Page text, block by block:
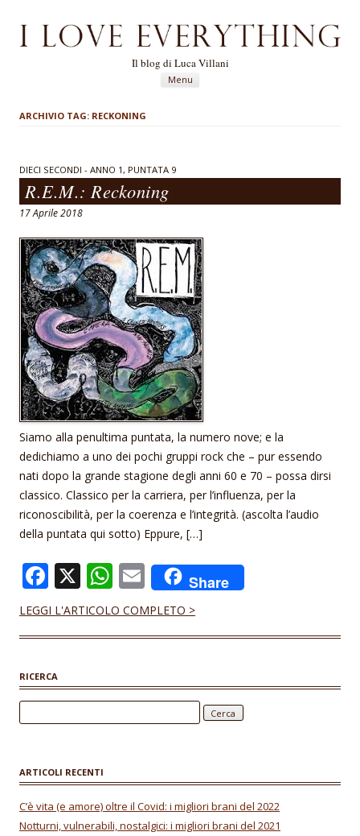
Il blog di Luca Villani
Menu
ARCHIVIO TAG: RECKONING
DIECI SECONDI - ANNO 1, PUNTATA 9
R.E.M.: Reckoning
17 Aprile 2018
Siamo alla penultima puntata, la numero nove; e la
dedichiamo a uno dei pochi gruppi rock che – pur essendo
nati dopo la grande stagione degli anni 60 e 70 – possa dirsi
classico. Classico per la carriera, per l’influenza, per la
riconoscibilità, per la coerenza e l’integrità. (ascolta l’audio
della puntata qui sotto) Eppure, […]
F
ac
e
o
o
k
X W
h
at
A
p
p
E
m
ai
Share
LEGGI L'ARTICOLO COMPLETO >
RICERCA
ARTICOLI RECENTI
C’è vita (e amore) oltre il Covid: i migliori brani del 2022
Notturni, vulnerabili, nostalgici: i migliori brani del 2021